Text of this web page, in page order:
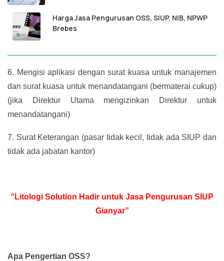
Harga Jasa Pengurusan OSS, SIUP, NIB, NPWP
Brebes
6. Mengisi aplikasi dengan surat kuasa untuk manajemen
dan surat kuasa untuk menandatangani (bermaterai cukup)
(jika Direktur Utama mengizinkan Direktur untuk
menandatangani)
7. Surat Keterangan (pasar tidak kecil, tidak ada SIUP dan
tidak ada jabatan kantor)
“Litologi Solution Hadir untuk Jasa Pengurusan SIUP
Gianyar”
Apa Pengertian OSS?